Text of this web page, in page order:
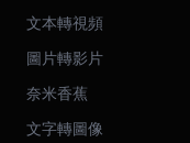
文本轉視頻
圖片轉影片
奈米香蕉
文字轉圖像